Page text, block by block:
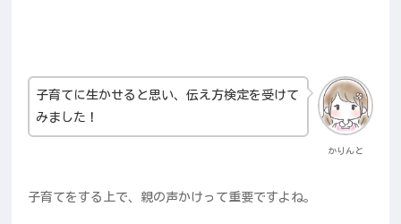
かりんと
子育てに生かせると思い、伝え方検定を受けて
みました！
子育てをする上で、親の声かけって重要ですよね。